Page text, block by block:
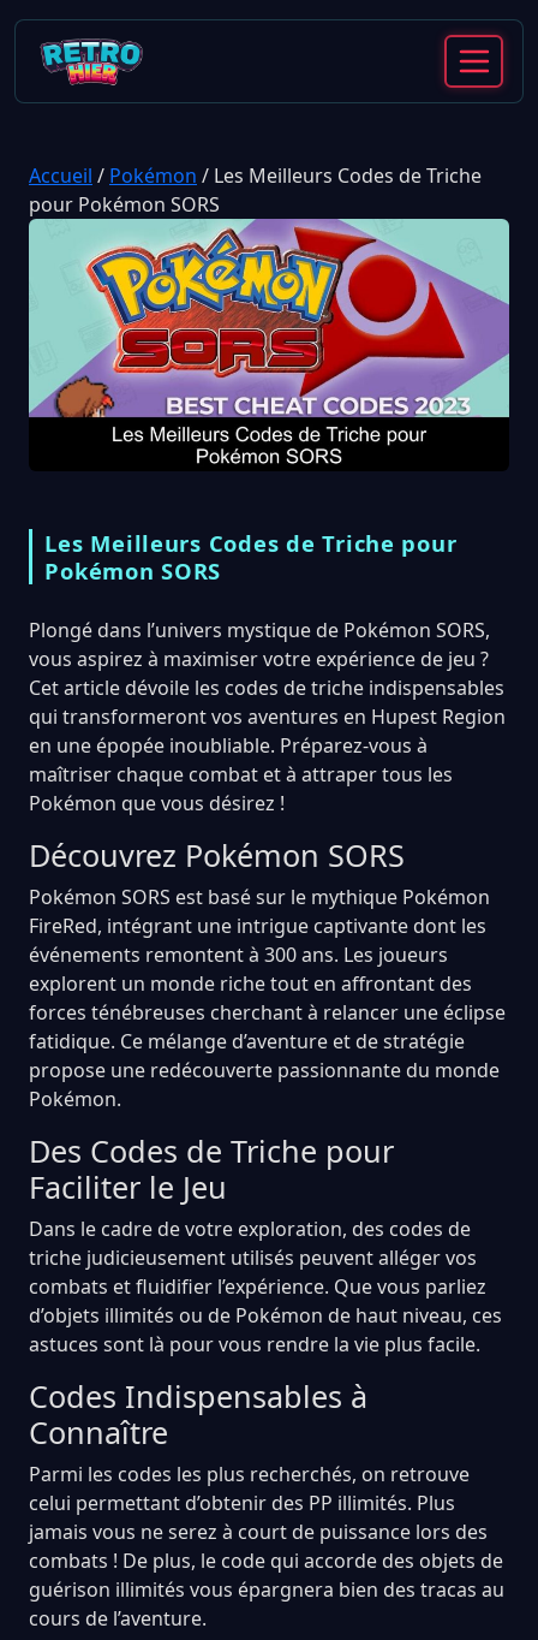
Accueil / Pokémon / Les Meilleurs Codes de Triche
pour Pokémon SORS
Les Meilleurs Codes de Triche pour
Pokémon SORS
Plongé dans l’univers mystique de Pokémon SORS,
vous aspirez à maximiser votre expérience de jeu ?
Cet article dévoile les codes de triche indispensables
qui transformeront vos aventures en Hupest Region
en une épopée inoubliable. Préparez-vous à
maîtriser chaque combat et à attraper tous les
Pokémon que vous désirez !
Découvrez Pokémon SORS
Pokémon SORS est basé sur le mythique Pokémon
FireRed, intégrant une intrigue captivante dont les
événements remontent à 300 ans. Les joueurs
explorent un monde riche tout en affrontant des
forces ténébreuses cherchant à relancer une éclipse
fatidique. Ce mélange d’aventure et de stratégie
propose une redécouverte passionnante du monde
Pokémon.
Des Codes de Triche pour
Faciliter le Jeu
Dans le cadre de votre exploration, des codes de
triche judicieusement utilisés peuvent alléger vos
combats et fluidifier l’expérience. Que vous parliez
d’objets illimités ou de Pokémon de haut niveau, ces
astuces sont là pour vous rendre la vie plus facile.
Codes Indispensables à
Connaître
Parmi les codes les plus recherchés, on retrouve
celui permettant d’obtenir des PP illimités. Plus
jamais vous ne serez à court de puissance lors des
combats ! De plus, le code qui accorde des objets de
guérison illimités vous épargnera bien des tracas au
cours de l’aventure.